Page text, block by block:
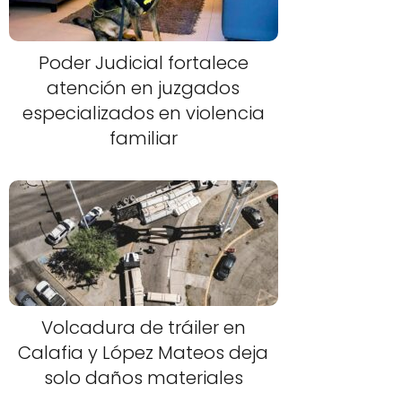
Poder Judicial fortalece
atención en juzgados
especializados en violencia
familiar
Volcadura de tráiler en
Calafia y López Mateos deja
solo daños materiales